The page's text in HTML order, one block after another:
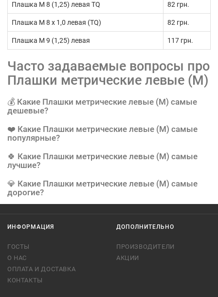
Плашка М 8 (1,25) левая TQ 82 грн.
Плашка М 8 х 1,0 левая (TQ) 82 грн.
Плашка М 9 (1,25) левая 117 грн.
Часто задаваемые вопросы про
Плашки метрические левые (М)
💰 Какие Плашки метрические левые (М) самые
дешевые?
❤️ Какие Плашки метрические левые (М) самые
популярные?
🍀 Какие Плашки метрические левые (М) самые
лучшие?
💎 Какие Плашки метрические левые (М) самые
дорогие?
ИНФОРМАЦИЯ
ГОСТЫ
О НАС
ОПЛАТА И ДОСТАВКА
КОНТАКТЫ
ДОПОЛНИТЕЛЬНО
ПРОИЗВОДИТЕЛИ
АКЦИИ